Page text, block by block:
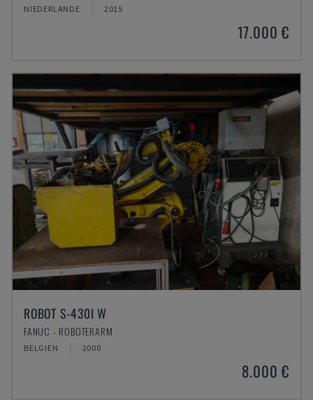
NIEDERLANDE 2015
17.000 €
ROBOT S-430I W
FANUC - ROBOTERARM
BELGIEN 2000
8.000 €